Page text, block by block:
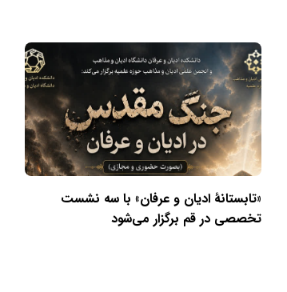
«تابستانهٔ ادیان و عرفان» با سه نشست
تخصصی در قم برگزار می‌شود